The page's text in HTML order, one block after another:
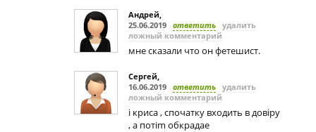
Андрей,
25.06.2019 ответить удалить
ложный комментарий
мне сказали что он фетешист.
Сергей,
16.06.2019 ответить удалить
ложный комментарий
i криса , спочатку входить в довipy
, а потim обкрадае